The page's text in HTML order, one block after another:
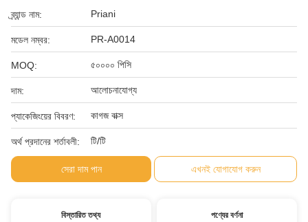
ব্র্যান্ড নাম: Priani
মডেল নম্বর: PR-A0014
MOQ: ৫০০০০ পিসি
দাম: আলোচনাযোগ্য
প্যাকেজিংয়ের বিবরণ: কাগজ বাক্স
অর্থ প্রদানের শর্তাবলী: টি/টি
সেরা দাম পান এখনই যোগাযোগ করুন
বিস্তারিত তথ্য পণ্যের বর্ণনা